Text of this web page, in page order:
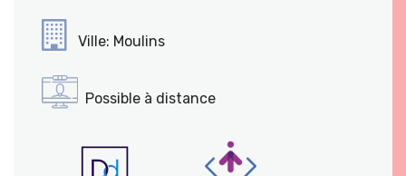
Ville: Moulins
Possible à distance